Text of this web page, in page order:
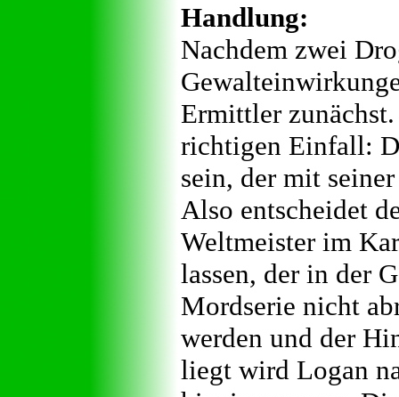
Handlung:
Nachdem zwei
Ermittler
richtigen Einfall:
sein, der mit
Also entscheidet
Weltmeister im
lassen, der in der
Mordserie nicht
werden und der
liegt wird Logan